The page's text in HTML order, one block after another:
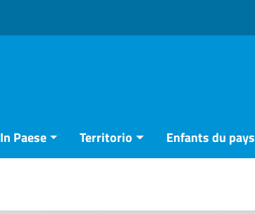
In Paese Territorio Enfants du pays